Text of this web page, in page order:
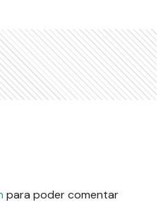
para poder comentar